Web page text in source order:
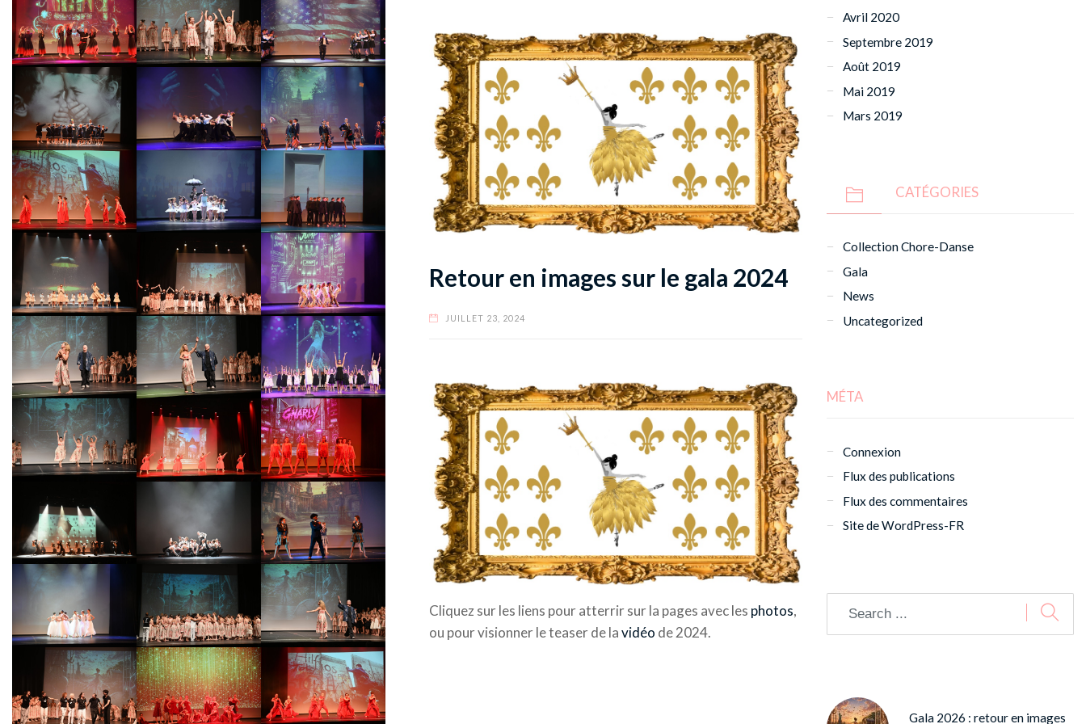
Retour en images sur le gala 2024
JUILLET 23, 2024
Cliquez sur les liens pour atterrir sur la pages avec les photos,
ou pour visionner le teaser de lavidéo de 2024.
Avril 2020
Septembre 2019
Août 2019
Mai 2019
Mars 2019
CATÉGORIES
Collection Chore-Danse
Gala
News
Uncategorized
MÉTA
Connexion
Flux des publications
Flux des commentaires
Site de WordPress-FR
Gala 2026 : retour en images